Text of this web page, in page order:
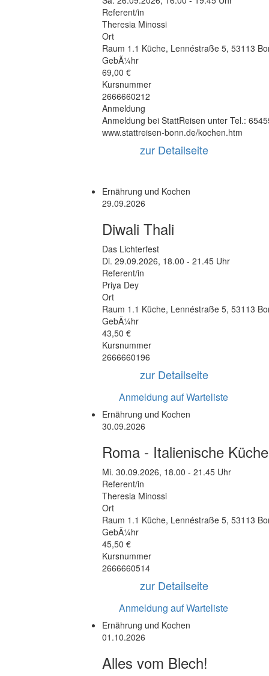
Referent/in
Theresia Minossi
Ort
Raum 1.1 Küche, Lennéstraße 5, 53113
GebÃ¼hr
69,00 €
Kursnummer
2666660212
Anmeldung
Anmeldung bei StattReisen unter Tel.:
www.stattreisen-bonn.de/kochen.htm
zur Detailseite
Ernährung und Kochen
29.09.2026
Diwali Thali
Das Lichterfest
Di. 29.09.2026, 18.00 - 21.45 Uhr
Referent/in
Priya Dey
Ort
Raum 1.1 Küche, Lennéstraße 5, 53113
GebÃ¼hr
43,50 €
Kursnummer
2666660196
zur Detailseite
Anmeldung auf Warteliste
Ernährung und Kochen
30.09.2026
Roma - Italienische Küche
Mi. 30.09.2026, 18.00 - 21.45 Uhr
Referent/in
Theresia Minossi
Ort
Raum 1.1 Küche, Lennéstraße 5, 53113
GebÃ¼hr
45,50 €
Kursnummer
2666660514
zur Detailseite
Anmeldung auf Warteliste
Ernährung und Kochen
01.10.2026
Alles vom Blech!